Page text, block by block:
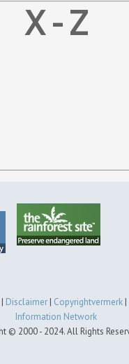
X - Z
| Disclaimer| Copyrightvermerk|
Information Network
© 2000 - 2024. All Rights